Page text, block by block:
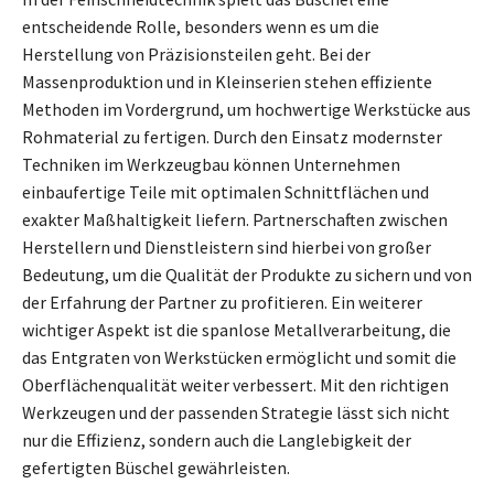
entscheidende Rolle, besonders wenn es um die
Herstellung von Präzisionsteilen geht. Bei der
Massenproduktion und in Kleinserien stehen effiziente
Methoden im Vordergrund, um hochwertige Werkstücke aus
Rohmaterial zu fertigen. Durch den Einsatz modernster
Techniken im Werkzeugbau können Unternehmen
einbaufertige Teile mit optimalen Schnittflächen und
exakter Maßhaltigkeit liefern. Partnerschaften zwischen
Herstellern und Dienstleistern sind hierbei von großer
Bedeutung, um die Qualität der Produkte zu sichern und von
der Erfahrung der Partner zu profitieren. Ein weiterer
wichtiger Aspekt ist die spanlose Metallverarbeitung, die
das Entgraten von Werkstücken ermöglicht und somit die
Oberflächenqualität weiter verbessert. Mit den richtigen
Werkzeugen und der passenden Strategie lässt sich nicht
nur die Effizienz, sondern auch die Langlebigkeit der
gefertigten Büschel gewährleisten.